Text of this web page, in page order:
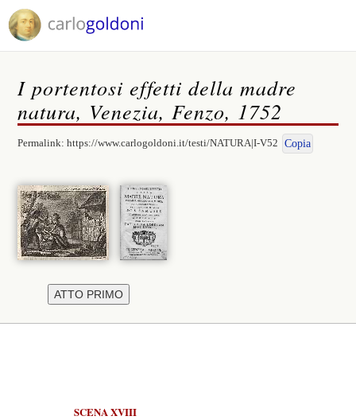
I portentosi effetti della madre
natura, Venezia, Fenzo, 1752
Permalink:https://www.carlogoldoni.it/testi/NATURA|I-V52 Copia
SCENA XVIII